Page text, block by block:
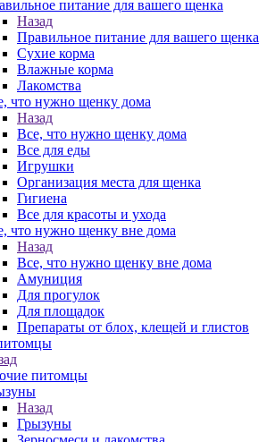
питание для вашего щенка
Назад
Правильное питание для вашего щенка
Сухие корма
Влажные корма
Лакомства
что нужно щенку дома
Назад
Все, что нужно щенку дома
Все для еды
Игрушки
Организация места для щенка
Гигиена
Все для красоты и ухода
что нужно щенку вне дома
Назад
Все, что нужно щенку вне дома
Амуниция
Для прогулок
Для площадок
Препараты от блох, клещей и глистов
питомцы
Назад
Грызуны